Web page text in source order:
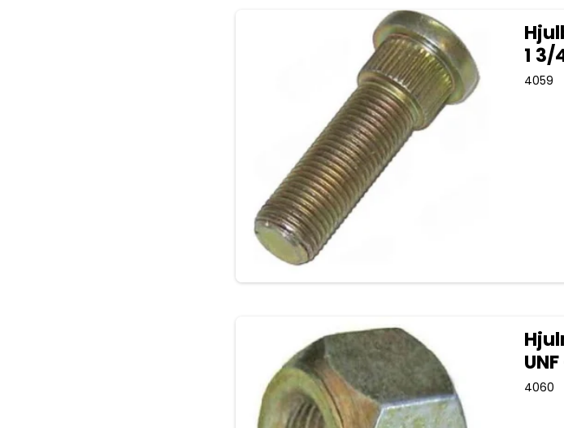
1 3/
4059
4060